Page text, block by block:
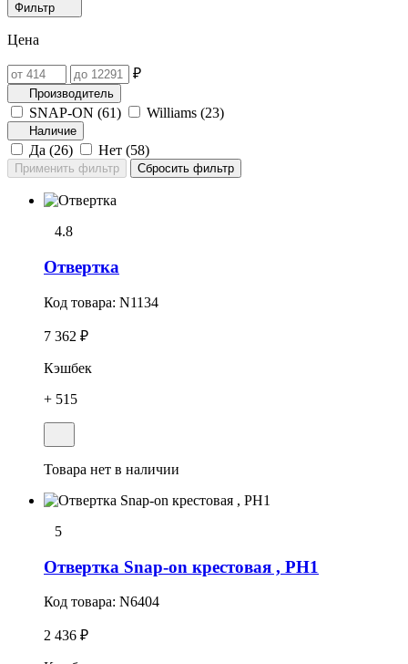
Фильтр
Цена
₽
Производитель
SNAP-ON (61) Williams (23)
Наличие
Да (26) Нет (58)
4.8
Отвеpтка
Код товара: N1134
7 362 ₽
Кэшбек
+ 515
Товара нет в наличии
5
Отвеpтка Snap-on кpестовая , PH1
Код товара: N6404
2 436 ₽